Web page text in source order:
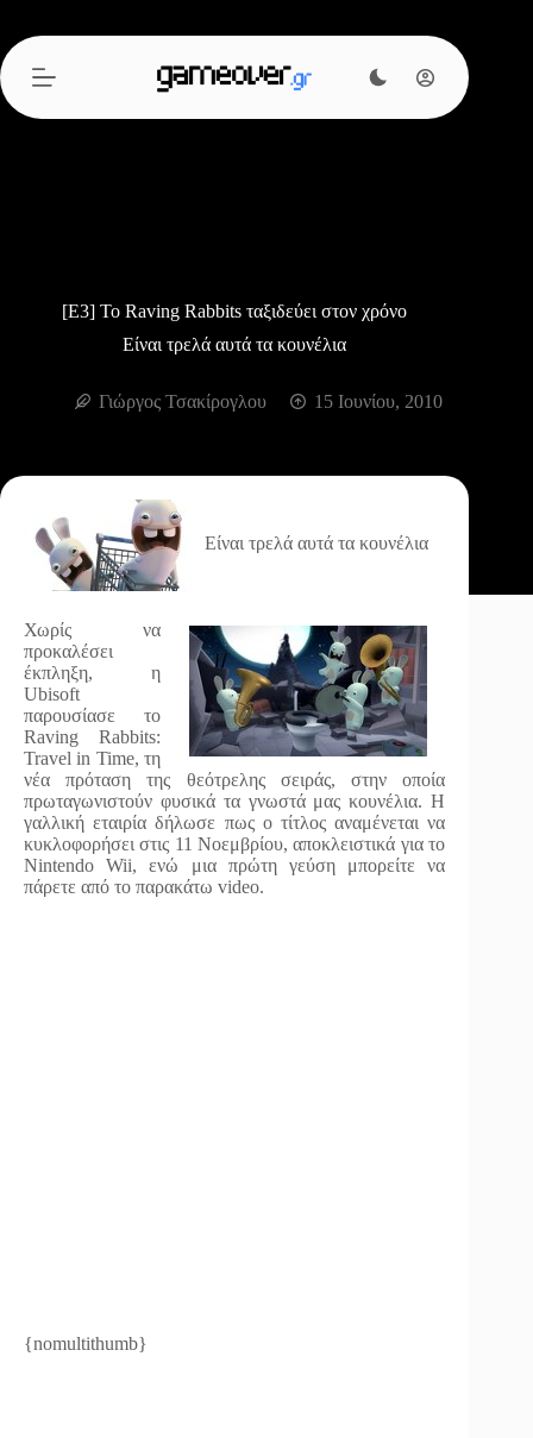
περιεχόμενο
[Ε3] Το Raving Rabbits ταξιδεύει στον χρόνο
Είναι τρελά αυτά τα κουνέλια
Γιώργος Τσακίρογλου 15 Ιουνίου, 2010
Είναι τρελά αυτά τα κουνέλια
Χωρίς να
προκαλέσει
έκπληξη, η
Ubisoft
παρουσίασε το
Raving Rabbits:
Travel in Time, τη
νέα πρόταση της θεότρελης σειράς, στην οποία
πρωταγωνιστούν φυσικά τα γνωστά μας κουνέλια. Η
γαλλική εταιρία δήλωσε πως ο τίτλος αναμένεται να
κυκλοφορήσει στις 11 Νοεμβρίου, αποκλειστικά για το
Nintendo Wii, ενώ μια πρώτη γεύση μπορείτε να
πάρετε από το παρακάτω video.
{nomultithumb}